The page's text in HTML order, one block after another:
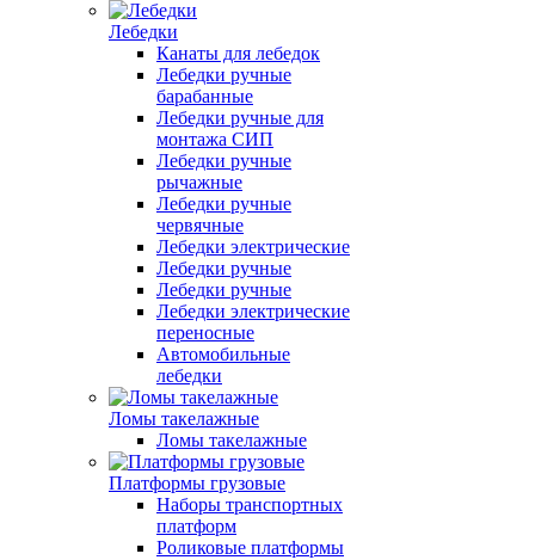
Лебедки
Канаты для лебедок
Лебедки ручные
барабанные
Лебедки ручные для
монтажа СИП
Лебедки ручные
рычажные
Лебедки ручные
червячные
Лебедки электрические
Лебедки ручные
Лебедки ручные
Лебедки электрические
переносные
Автомобильные
лебедки
Ломы такелажные
Ломы такелажные
Платформы грузовые
Наборы транспортных
платформ
Роликовые платформы